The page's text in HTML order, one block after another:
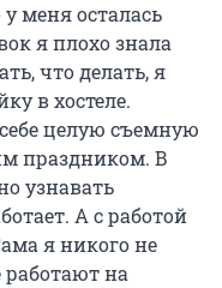
меня осталась
я плохо знала
что делать, я
в хостеле.
целую съемную
праздником. В
узнавать
А с работой
я никого не
работают на